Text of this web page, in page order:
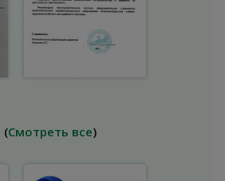
(Смотреть все)